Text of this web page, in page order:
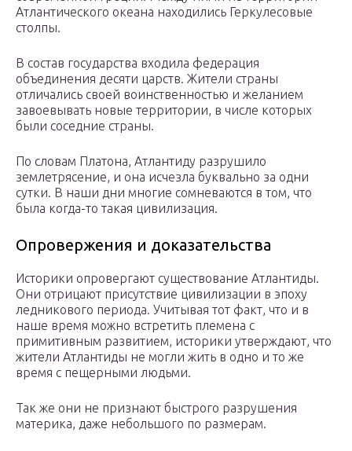
Атлантического океана находились Геркулесовые
столпы.
В состав государства входила федерация
объединения десяти царств. Жители страны
отличались своей воинственностью и желанием
завоевывать новые территории, в числе которых
были соседние страны.
По словам Платона, Атлантиду разрушило
землетрясение, и она исчезла буквально за одни
сутки. В наши дни многие сомневаются в том, что
была когда-то такая цивилизация.
Опровержения и доказательства
Историки опровергают существование Атлантиды.
Они отрицают присутствие цивилизации в эпоху
ледникового периода. Учитывая тот факт, что и в
наше время можно встретить племена с
примитивным развитием, историки утверждают, что
жители Атлантиды не могли жить в одно и то же
время с пещерными людьми.
Так же они не признают быстрого разрушения
материка, даже небольшого по размерам.